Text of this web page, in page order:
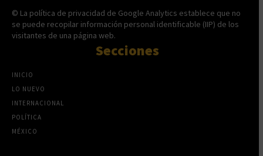
© La política de privacidad de Google Analytics establece que no
se puede recopilar información personal identificable (IIP) de los
visitantes de una página web.
Secciones
INICIO
LO NUEVO
INTERNACIONAL
POLÍTICA
MÉXICO